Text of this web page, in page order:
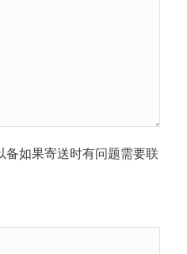
如果寄送时有问题需要联